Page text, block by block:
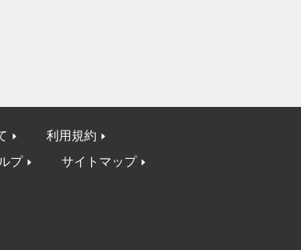
利用規約
プ サイトマップ